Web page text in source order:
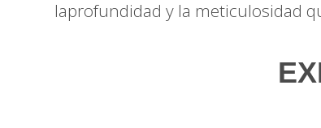
laprofundidad y la meticulosidad